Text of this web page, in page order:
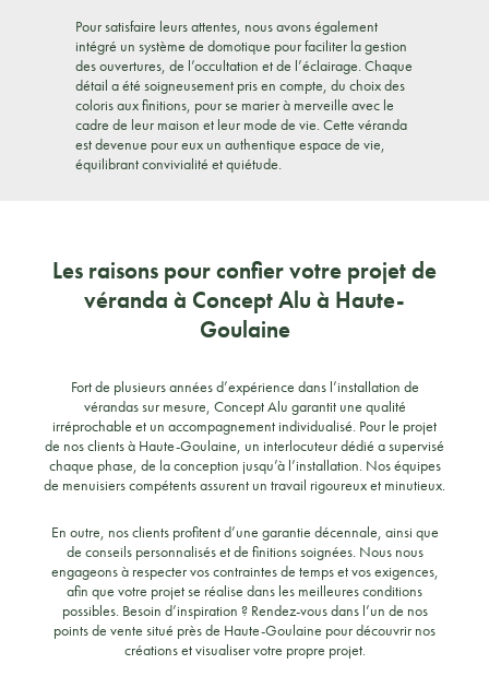
Pour satisfaire leurs attentes, nous avons également
intégré un système de domotique pour faciliter la gestion
des ouvertures, de l’occultation et de l’éclairage. Chaque
détail a été soigneusement pris en compte, du choix des
coloris aux finitions, pour se marier à merveille avec le
cadre de leur maison et leur mode de vie. Cette véranda
est devenue pour eux un authentique espace de vie,
équilibrant convivialité et quiétude.
Les raisons pour confier votre projet de
véranda à Concept Alu à Haute-
Goulaine
Fort de plusieurs années d’expérience dans l’installation de
vérandas sur mesure, Concept Alu garantit une qualité
irréprochable et un accompagnement individualisé. Pour le projet
de nos clients à Haute-Goulaine, un interlocuteur dédié a supervisé
chaque phase, de la conception jusqu’à l’installation. Nos équipes
de menuisiers compétents assurent un travail rigoureux et minutieux.
En outre, nos clients profitent d’une garantie décennale, ainsi que
de conseils personnalisés et de finitions soignées. Nous nous
engageons à respecter vos contraintes de temps et vos exigences,
afin que votre projet se réalise dans les meilleures conditions
possibles. Besoin d’inspiration ? Rendez-vous dans l’un de nos
points de vente situé près de Haute-Goulaine pour découvrir nos
créations et visualiser votre propre projet.